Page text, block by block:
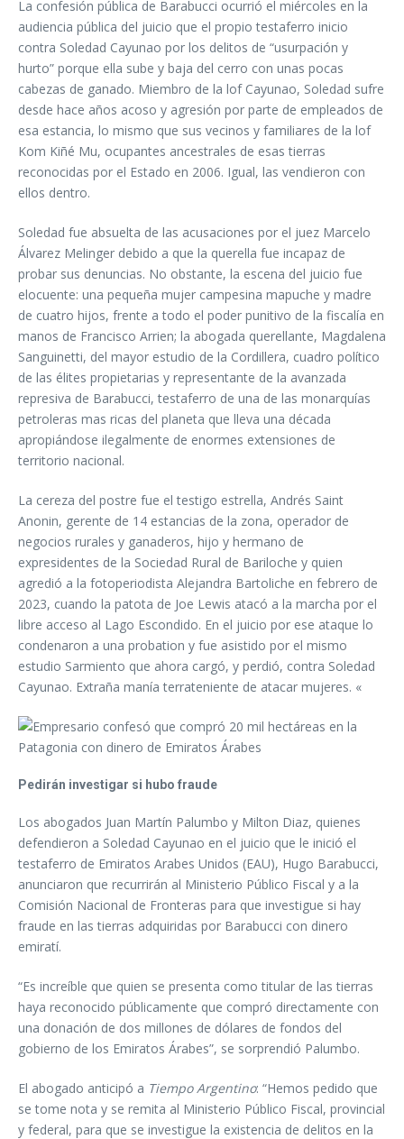
La confesión pública de Barabucci ocurrió el miércoles en la
audiencia pública del juicio que el propio testaferro inicio
contra Soledad Cayunao por los delitos de “usurpación y
hurto” porque ella sube y baja del cerro con unas pocas
cabezas de ganado. Miembro de la lof Cayunao, Soledad sufre
desde hace años acoso y agresión por parte de empleados de
esa estancia, lo mismo que sus vecinos y familiares de la lof
Kom Kiñé Mu, ocupantes ancestrales de esas tierras
reconocidas por el Estado en 2006. Igual, las vendieron con
ellos dentro.
Soledad fue absuelta de las acusaciones por el juez Marcelo
Álvarez Melinger debido a que la querella fue incapaz de
probar sus denuncias. No obstante, la escena del juicio fue
elocuente: una pequeña mujer campesina mapuche y madre
de cuatro hijos, frente a todo el poder punitivo de la fiscalía en
manos de Francisco Arrien; la abogada querellante, Magdalena
Sanguinetti, del mayor estudio de la Cordillera, cuadro político
de las élites propietarias y representante de la avanzada
represiva de Barabucci, testaferro de una de las monarquías
petroleras mas ricas del planeta que lleva una década
apropiándose ilegalmente de enormes extensiones de
territorio nacional.
La cereza del postre fue el testigo estrella, Andrés Saint
Anonin, gerente de 14 estancias de la zona, operador de
negocios rurales y ganaderos, hijo y hermano de
expresidentes de la Sociedad Rural de Bariloche y quien
agredió a la fotoperiodista Alejandra Bartoliche en febrero de
2023, cuando la patota de Joe Lewis atacó a la marcha por el
libre acceso al Lago Escondido. En el juicio por ese ataque lo
condenaron a una probation y fue asistido por el mismo
estudio Sarmiento que ahora cargó, y perdió, contra Soledad
Cayunao. Extraña manía terrateniente de atacar mujeres. «
Pedirán investigar si hubo fraude
Los abogados Juan Martín Palumbo y Milton Diaz, quienes
defendieron a Soledad Cayunao en el juicio que le inició el
testaferro de Emiratos Arabes Unidos (EAU), Hugo Barabucci,
anunciaron que recurrirán al Ministerio Público Fiscal y a la
Comisión Nacional de Fronteras para que investigue si hay
fraude en las tierras adquiridas por Barabucci con dinero
emiratí.
“Es increíble que quien se presenta como titular de las tierras
haya reconocido públicamente que compró directamente con
una donación de dos millones de dólares de fondos del
gobierno de los Emiratos Árabes”, se sorprendió Palumbo.
El abogado anticipó a Tiempo Argentino: “Hemos pedido que
se tome nota y se remita al Ministerio Público Fiscal, provincial
y federal, para que se investigue la existencia de delitos en la